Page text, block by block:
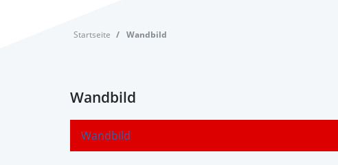
Startseite Wandbild
Wandbild
Wandbild